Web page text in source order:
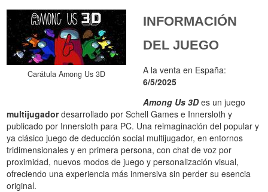
Carátula Among Us 3D
INFORMACIÓN
DEL JUEGO
A la venta en España:
6/5/2025
Among Us 3Des un juego
multijugadordesarrollado por Schell Games e Innersloth y
publicado por Innersloth para PC. Una reimaginación del popular y
ya clásico juego de deducción social multijugador, en entornos
tridimensionales y en primera persona, con chat de voz por
proximidad, nuevos modos de juego y personalización visual,
ofreciendo una experiencia más inmersiva sin perder su esencia
original.